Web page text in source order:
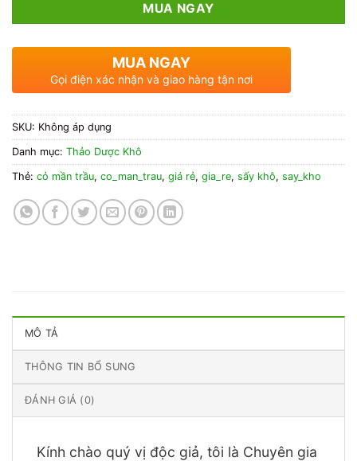
MUA NGAY
MUA NGAY
Gọi điện xác nhận và giao hàng tận nơi
SKU: Không áp dụng
Danh mục: Thảo Dược Khô
Thẻ: cỏ mần trầu, co_man_trau, giá rẻ, gia_re, sấy khô, say_kho
MÔ TẢ
THÔNG TIN BỔ SUNG
ĐÁNH GIÁ (0)
Kính chào quý vị độc giả, tôi là Chuyên gia